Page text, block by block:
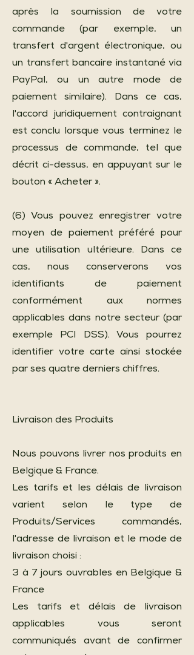
après la soumission de votre
commande (par exemple, un
transfert d'argent électronique, ou
un transfert bancaire instantané via
PayPal, ou un autre mode de
paiement similaire). Dans ce cas,
l'accord juridiquement contraignant
est conclu lorsque vous terminez le
processus de commande, tel que
décrit ci-dessus, en appuyant sur le
bouton « Acheter ».
(6) Vous pouvez enregistrer votre
moyen de paiement préféré pour
une utilisation ultérieure. Dans ce
cas, nous conserverons vos
identifiants de paiement
conformément aux normes
applicables dans notre secteur (par
exemple PCI DSS). Vous pourrez
identifier votre carte ainsi stockée
par ses quatre derniers chiffres.
Livraison des Produits
Nous pouvons livrer nos produits en
Belgique & France.
Les tarifs et les délais de livraison
varient selon le type de
Produits/Services commandés,
l'adresse de livraison et le mode de
livraison choisi :
3 à 7 jours ouvrables en Belgique &
France
Les tarifs et délais de livraison
applicables vous seront
communiqués avant de confirmer